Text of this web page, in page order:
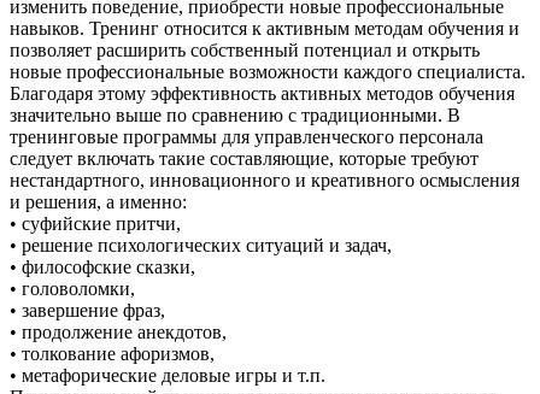
изменить поведение, приобрести новые профессиональные
навыков. Тренинг относится к активным методам обучения и
позволяет расширить собственный потенциал и открыть
новые профессиональные возможности каждого специалиста.
Благодаря этому эффективность активных методов обучения
значительно выше по сравнению с традиционными. В
тренинговые программы для управленческого персонала
следует включать такие составляющие, которые требуют
нестандартного, инновационного и креативного осмысления
и решения, а именно:
• суфийские притчи,
• решение психологических ситуаций и задач,
• философские сказки,
• головоломки,
• завершение фраз,
• продолжение анекдотов,
• толкование афоризмов,
• метафорические деловые игры и т.п.